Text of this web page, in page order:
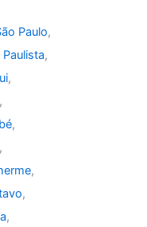
Paulo,
,
,
,
,
,
,
,
,